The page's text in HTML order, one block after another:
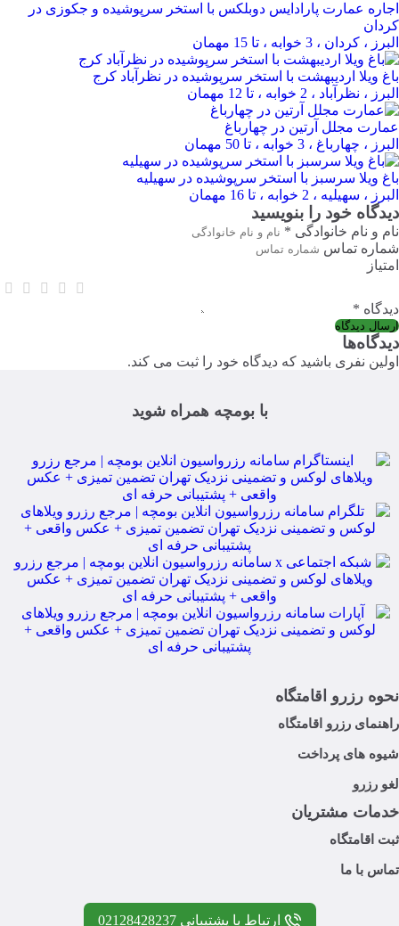
اجاره عمارت پارادایس دوبلکس با استخر سرپوشیده و جکوزی در
کردان
البرز ، کردان ، 3 خوابه ، تا 15 مهمان
باغ ویلا اردیبهشت با استخر سرپوشیده در نظرآباد کرج
البرز ، نظرآباد ، 2 خوابه ، تا 12 مهمان
عمارت مجلل آرتین در چهارباغ
البرز ، چهارباغ ، 3 خوابه ، تا 50 مهمان
باغ ویلا سرسبز با استخر سرپوشیده در سهیلیه
البرز ، سهیلیه ، 2 خوابه ، تا 16 مهمان
دیدگاه خود را بنویسید
نام و نام خانوادگی *
شماره تماس
امتیاز
دیدگاه *
دیدگاه‌ها
اولین نفری باشید که دیدگاه خود را ثبت می کند.
با بومچه همراه شوید
نحوه رزرو اقامتگاه
راهنمای رزرو اقامتگاه
شیوه های پرداخت
لغو رزرو
خدمات مشتریان
ثبت اقامتگاه
تماس با ما
ارتباط با پشتیبانی 02128428237